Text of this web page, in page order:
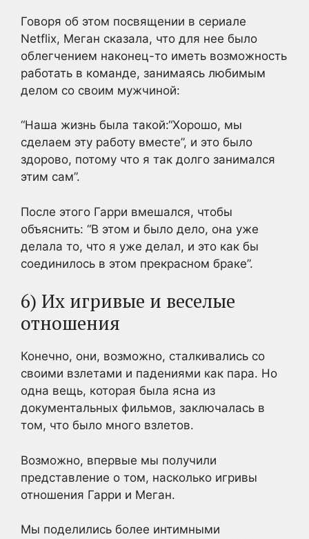
Говоря об этом посвящении в сериале
Netflix, Меган сказала, что для нее было
облегчением наконец-то иметь возможность
работать в команде, занимаясь любимым
делом со своим мужчиной:
“Наша жизнь была такой:“Хорошо, мы
сделаем эту работу вместе”, и это было
здорово, потому что я так долго занимался
этим сам”.
После этого Гарри вмешался, чтобы
объяснить: “В этом и было дело, она уже
делала то, что я уже делал, и это как бы
соединилось в этом прекрасном браке”.
6) Их игривые и веселые
отношения
Конечно, они, возможно, сталкивались со
своими взлетами и падениями как пара. Но
одна вещь, которая была ясна из
документальных фильмов, заключалась в
том, что было много взлетов.
Возможно, впервые мы получили
представление о том, насколько игривы
отношения Гарри и Меган.
Мы поделились более интимными